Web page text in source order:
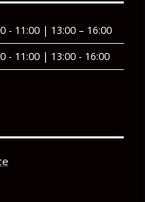
- 11:00 | 13:00 – 16:00
- 11:00 | 13:00 - 16:00